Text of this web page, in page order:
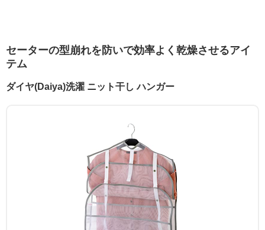
セーターの型崩れを防いで効率よく乾燥させるアイ
テム
ダイヤ(Daiya)洗濯 ニット干し ハンガー